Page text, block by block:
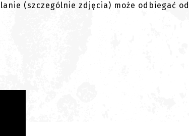
(szczególnie zdjęcia) może odbiegać od